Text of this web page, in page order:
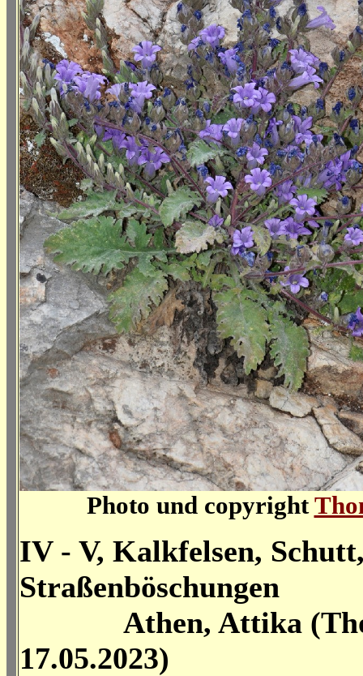
Photo und copyright
IV - V, Kalkfelsen,
Straßenböschungen
Athen, Attika
17.05.2023)